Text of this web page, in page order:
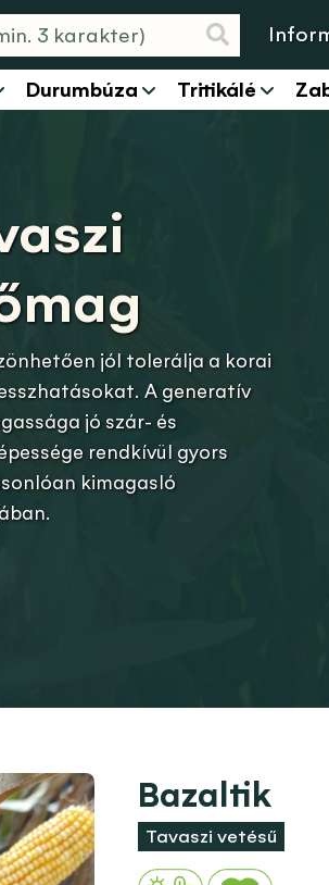
Durumbúza Tritikálé
jól tolerálja a korai
A generatív
jó szár- és
rendkívül gyors
kimagasló
Bazaltik
Tavaszi vetésű